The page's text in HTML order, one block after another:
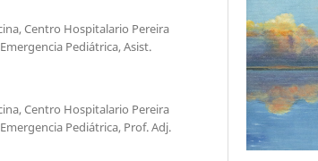
Centro Hospitalario Pereira
Pediátrica, Asist.
Centro Hospitalario Pereira
Pediátrica, Prof. Adj.